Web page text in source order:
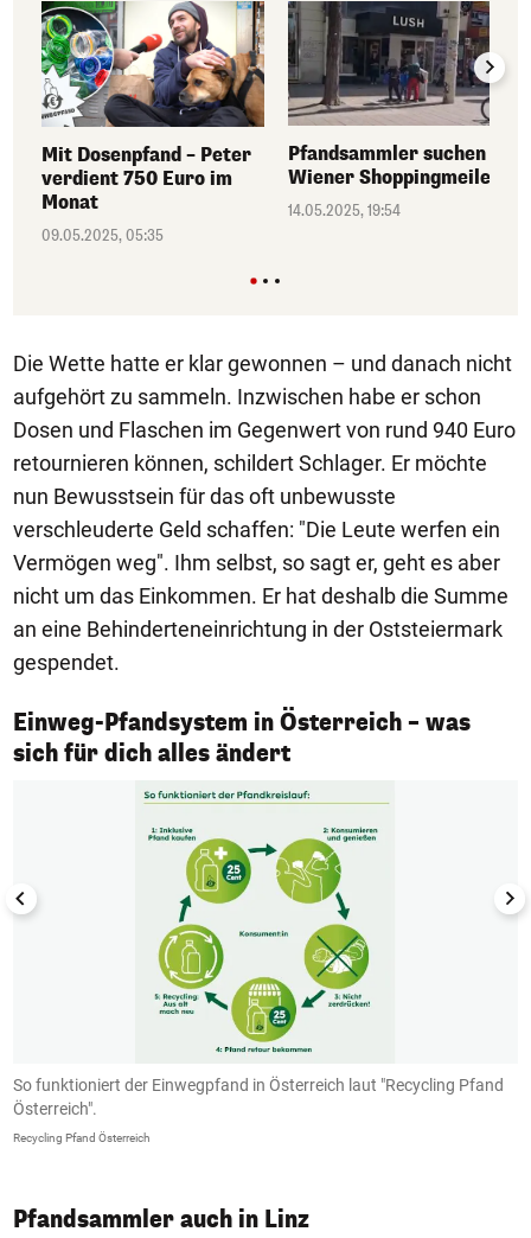
Mit Dosenpfand – Peter
verdient 750 Euro im
Monat
09.05.2025, 05:35
Pfandsammler suchen in
Wiener Shoppingmeile
14.05.2025, 19:54
Die Wette hatte er klar gewonnen – und danach nicht
aufgehört zu sammeln. Inzwischen habe er schon
Dosen und Flaschen im Gegenwert von rund 940 Euro
retournieren können, schildert Schlager. Er möchte
nun Bewusstsein für das oft unbewusste
verschleuderte Geld schaffen: "Die Leute werfen ein
Vermögen weg". Ihm selbst, so sagt er, geht es aber
nicht um das Einkommen. Er hat deshalb die Summe
an eine Behinderteneinrichtung in der Oststeiermark
gespendet.
Einweg-Pfandsystem in Österreich – was
sich für dich alles ändert
1/6
So funktioniert der Einwegpfand in Österreich laut "Recycling Pfand
Österreich".
Recycling Pfand Österreich
Pfandsammler auch in Linz